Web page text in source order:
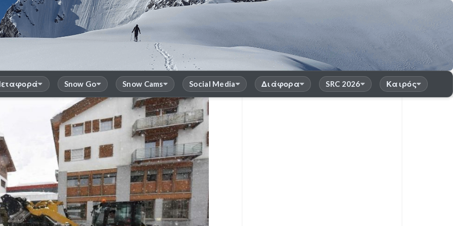
Snow Go Snow Cams Social Media Διάφορα SRC 2026 Καιρός